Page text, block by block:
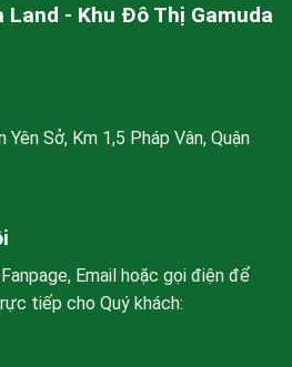
Land - Khu Đô Thị Gamuda
Sở, Km 1,5 Pháp Vân, Quận
Email hoặc gọi điện để
tiếp cho Quý khách: